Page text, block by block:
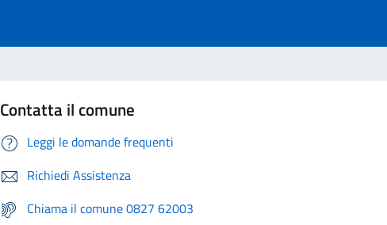
Contatta il comune
Leggi le domande frequenti
Richiedi Assistenza
Chiama il comune 0827 62003